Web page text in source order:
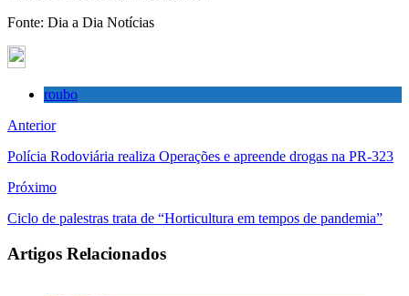
Fonte: Dia a Dia Notícias
roubo
Anterior
Polícia Rodoviária realiza Operações e apreende drogas na PR-323
Próximo
Ciclo de palestras trata de “Horticultura em tempos de pandemia”
Artigos Relacionados